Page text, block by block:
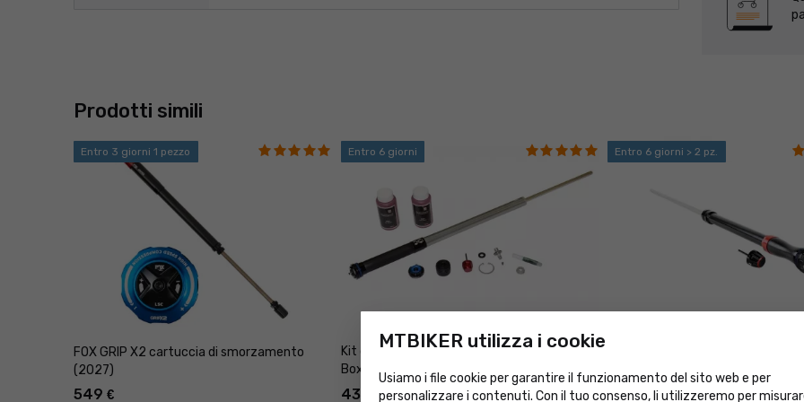
Prodotti simili
Entro 3 giorni 1 pezzo
FOX GRIP X2 cartuccia di smorzamento
(2027)
549 €
Entro 6 giorni
Kit di aggiornamento RockShox Charger per
Boxxer
439 € RRP 539 €
Entro 6 giorni > 2 pz.
CHARGER2.1 RC2 per forcella PIKE
399€
MTBIKER utilizza i cookie
Usiamo i file cookie per garantire il funzionamento del sito web e per
personalizzare i contenuti. Con il tuo consenso, li utilizzeremo per